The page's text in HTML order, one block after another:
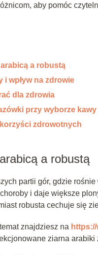
aby pomóc
a robustą
i wpływ na zdrowie
dla zdrowia
przy wyborze kawy
zdrowotnych
a robustą
partii gór, gdzie
i daje większe
robusta cechuje się
znajdziesz na
ziarna arabiki